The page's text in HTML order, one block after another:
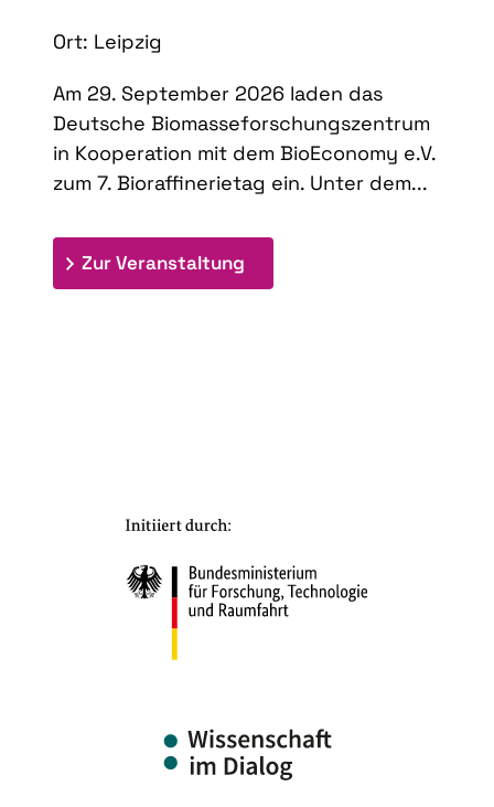
Ort: Leipzig
Am 29. September 2026 laden das
Deutsche Biomasseforschungszentrum
in Kooperation mit dem BioEconomy e.V.
zum 7. Bioraffinerietag ein. Unter dem...
Zur Veranstaltung